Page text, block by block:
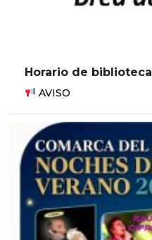
Horario de biblioteca
AVISO